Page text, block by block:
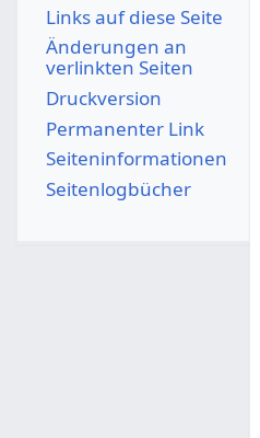
Links auf diese Seite
Änderungen an
verlinkten Seiten
Druckversion
Permanenter Link
Seiten­­informationen
Seitenlogbücher